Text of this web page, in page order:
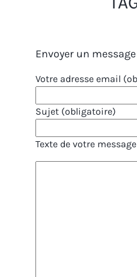
Envoyer un message
Votre adresse email
Sujet (obligatoire)
Texte de votre